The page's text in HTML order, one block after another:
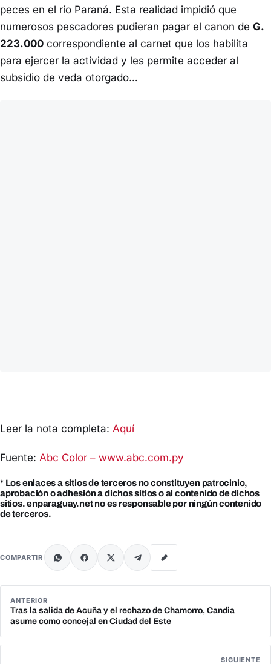
peces en el río Paraná. Esta realidad impidió que
numerosos pescadores pudieran pagar el canon de G.
223.000 correspondiente al carnet que los habilita
para ejercer la actividad y les permite acceder al
subsidio de veda otorgado…
Leer la nota completa: Aquí
Fuente: Abc Color – www.abc.com.py
* Los enlaces a sitios de terceros no constituyen patrocinio,
aprobación o adhesión a dichos sitios o al contenido de dichos
sitios. enparaguay.net no es responsable por ningún contenido
de terceros.
COMPARTIR
ANTERIOR
Tras la salida de Acuña y el rechazo de Chamorro, Candia
asume como concejal en Ciudad del Este
SIGUIENTE